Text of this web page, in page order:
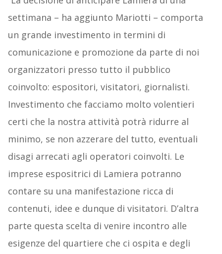
settimana – ha aggiunto Mariotti – comporta
un grande investimento in termini di
comunicazione e promozione da parte di noi
organizzatori presso tutto il pubblico
coinvolto: espositori, visitatori, giornalisti.
Investimento che facciamo molto volentieri
certi che la nostra attività potrà ridurre al
minimo, se non azzerare del tutto, eventuali
disagi arrecati agli operatori coinvolti. Le
imprese espositrici di Lamiera potranno
contare su una manifestazione ricca di
contenuti, idee e dunque di visitatori. D’altra
parte questa scelta di venire incontro alle
esigenze del quartiere che ci ospita e degli